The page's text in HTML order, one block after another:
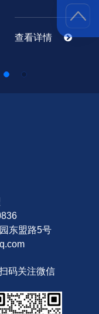
查看详情
东盟路5号
码关注微信